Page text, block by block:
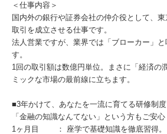
＜仕事内容＞
国内外の銀行や証券会社の仲介役として、
取引を成立させる仕事です。
法人営業ですが、業界では「ブローカー」
す。
1回の取引額は数億円単位。まさに「経済の
ミックな市場の最前線に立ちます。
■3年かけて、あなたを一流に育てる研修制度
「金融の知識なんてない」という方もご安心
1ヶ月目 ： 座学で基礎知識を徹底習得。